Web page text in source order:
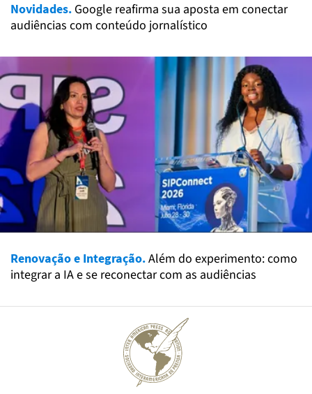
Novidades. Google reafirma sua aposta em conectar
audiências com conteúdo jornalístico
Renovação e Integração.Além do experimento: como
integrar a IA e se reconectar com as audiências